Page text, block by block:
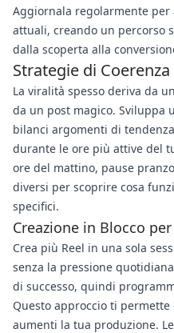
Aggiornala regolarmente
attuali, creando un percorso
dalla scoperta alla
Strategie di
La viralità spesso deriva da
da un post magico. Sviluppa
bilanci argomenti di
durante le ore più attive del
ore del mattino, pause
diversi per scoprire cosa
specifici.
Creazione in Blocco
Crea più Reel in una sola
senza la pressione
di successo, quindi
Questo approccio ti
aumenti la tua produzione.